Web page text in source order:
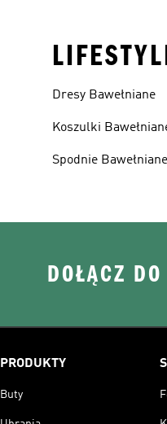
Dresy Bawełniane
Koszulki
Spodnie Bawełniane
DOŁĄCZ
PRODUKTY
Buty